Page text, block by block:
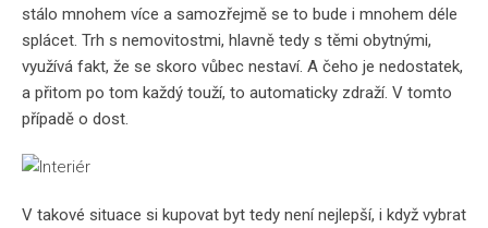
stálo mnohem více a samozřejmě se to bude i mnohem déle
splácet. Trh s nemovitostmi, hlavně tedy s těmi obytnými,
využívá fakt, že se skoro vůbec nestaví. A čeho je nedostatek,
a přitom po tom každý touží, to automaticky zdraží. V tomto
případě o dost.
V takové situace si kupovat byt tedy není nejlepší, i když vybrat